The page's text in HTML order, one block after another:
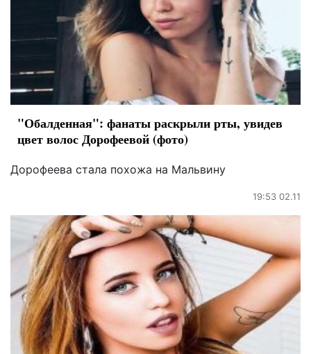
"Обалденная": фанаты раскрыли рты, увидев
цвет волос Дорофеевой (фото)
Дорофеева стала похожа на Мальвину
19:53 02.11